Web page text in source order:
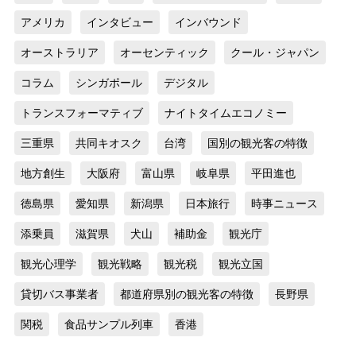
アメリカ インタビュー インバウンド
オーストラリア オーセンティック クール・ジャパン
コラム シンガポール デジタル
トランスフォーマティブ ナイトタイムエコノミー
三重県 共同キオスク 台湾 国別の観光客の特徴
地方創生 大阪府 富山県 岐阜県 平田進也
徳島県 愛知県 新潟県 日本旅行 時事ニュース
添乗員 滋賀県 犬山 補助金 観光庁
観光心理学 観光戦略 観光税 観光立国
貸切バス事業者 都道府県別の観光客の特徴 長野県
関税 食品サンプル列車 香港